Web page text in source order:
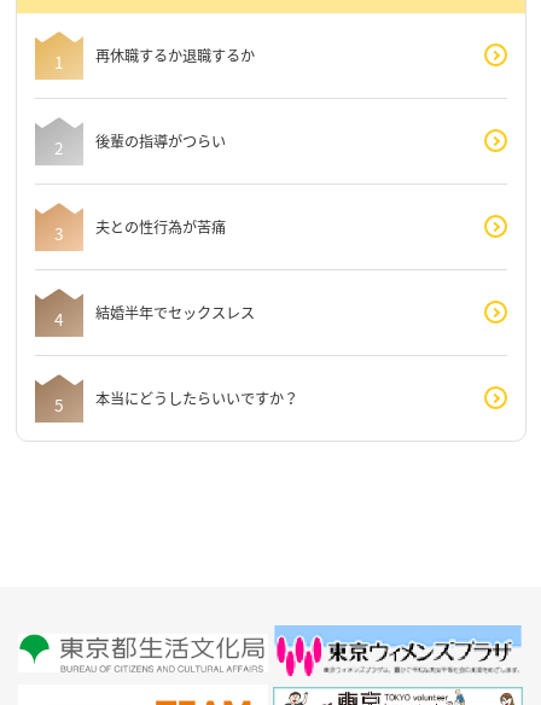
再休職するか退職するか
後輩の指導がつらい
夫との性行為が苦痛
結婚半年でセックスレス
本当にどうしたらいいですか？